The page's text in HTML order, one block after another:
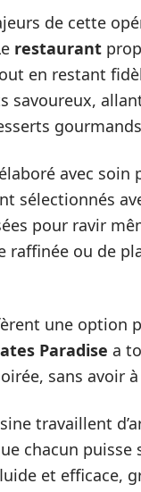
de cette
restaurant
en restant
savoureux,
avec
sélectionnés
pour ravir
raffinée ou de
une option
Paradise a
sans avoir
travaillent
chacun
et efficace,